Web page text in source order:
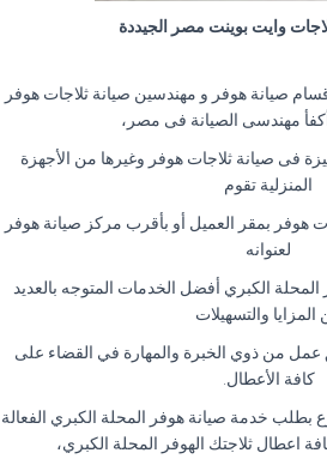
وايت بوينت مصر الجيددة
صيانة هوفر و مهندسين صيانة ثلاجات هوفر
مهندسى الصيانة فى مصر،
فى صيانة ثلاجات هوفر وغيرها من الأجهزة
المنزلية تقوم
هوفر بمقر العميل أو بأقرب مركز صيانة هوفر
لعنوانه
الكبري أفضل الخدمات المتوجه بالعديد
المزايا والتسهيلات
عمل من ذوي الخبرة والمهارة في القضاء على
كافة الأعطال.
بطلب خدمة صيانة هوفر المحلة الكبري الفعالة
اعطال ثلاجتك الهوفر المحلة الكبري،